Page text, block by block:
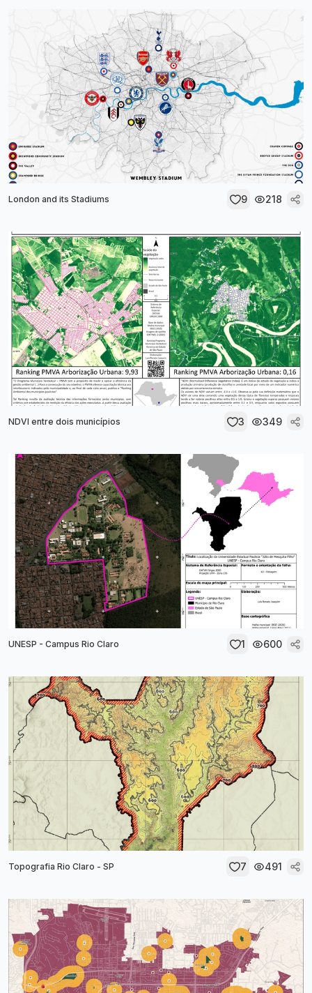
London and its Stadiums 9 218
NDVI entre dois municípios 3 349
UNESP - Campus Rio Claro 1 600
Topografia Rio Claro - SP 7 491